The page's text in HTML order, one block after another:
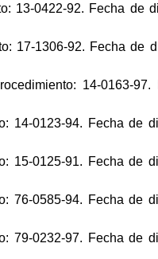
13-0422-92. Fecha de
17-1306-92. Fecha de
14-0163-97.
14-0123-94. Fecha de
15-0125-91. Fecha de
76-0585-94. Fecha de
79-0232-97. Fecha de